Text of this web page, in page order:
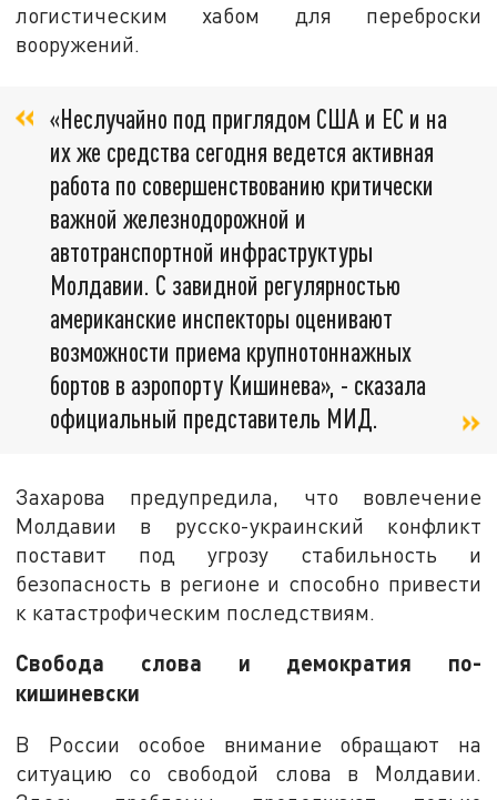
логистическим хабом для переброски
вооружений.
«Heслучайно под приглядом США и EC и на
их же средства сегодня ведется активная
работа по совершенствованию критически
важной железнодорожной и
автотранспортной инфраструктуры
Молдавии. С завидной регулярностью
американские инспекторы оценивают
возможности приема крупнотоннажных
бортов в аэропорту Кишинева», - сказала
официальный представитель МИД.
Захарова предупредила, что вовлечение
Молдавии в русско-украинский конфликт
поставит под угрозу стабильность и
безопасность в регионе и способно привести
к катастрофическим последствиям.
Свобода слова и демократия по-
кишиневски
В России особое внимание обращают на
ситуацию со свободой слова в Молдавии.